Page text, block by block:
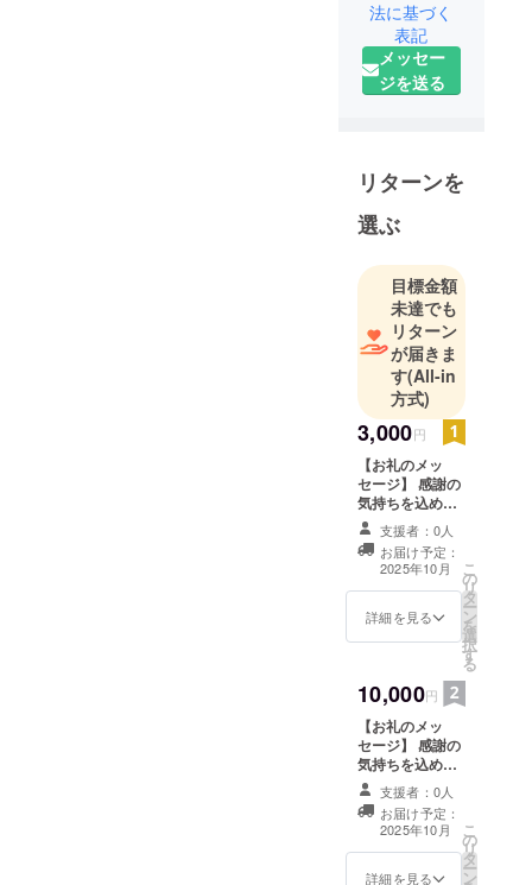
法に基づく
表記
メッセー
ジを送る
リターンを
選ぶ
目標金額
未達でも
リターン
が届きま
す(All-in
方式)
3,000円
【お礼のメッ
セージ】 感謝の
気持ちを込め
て、お礼のメッ
セージをお送り
します。 このリ
ターンは10000
円,100000円の
リターンと同じ
支援者：0人
お届け予定：
2025年10月
詳細を見る
こ
の
リ
タ
ー
ン
を
選
択
す
る
10,000円
【お礼のメッ
セージ】 感謝の
気持ちを込め
て、お礼のメッ
セージをお送り
します。 このリ
ターンは3000
円,100000円の
リターンと同じ
支援者：0人
お届け予定：
2025年10月
詳細を見る
こ
の
リ
タ
ー
ン